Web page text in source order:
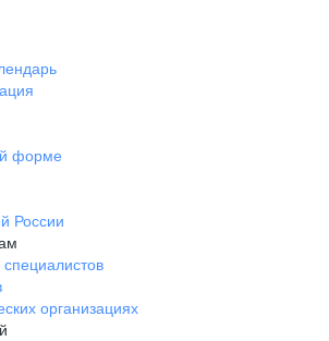
форме
России
организациях